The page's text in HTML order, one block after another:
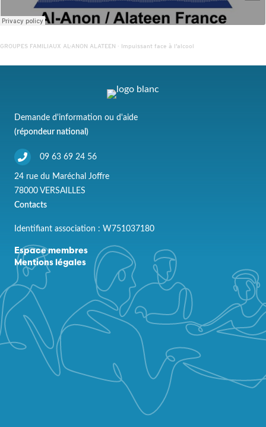
GROUPES FAMILIAUX AL-ANON ALATEEN · Impuissant face à l’alcool
Demande d'information ou d'aide
(répondeur national)
09 63 69 24 56
24 rue du Maréchal Joffre
78000 VERSAILLES
Contacts
Identifiant association : W751037180
Espace membres
Mentions légales